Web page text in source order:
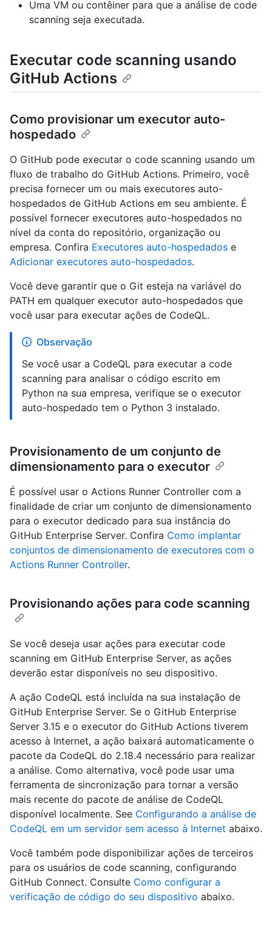
Uma VM ou contêiner para que a análise de code
scanning seja executada.
Executar code scanning usando
GitHub Actions
Como provisionar um executor auto-
hospedado
O GitHub pode executar o code scanning usando um
fluxo de trabalho do GitHub Actions. Primeiro, você
precisa fornecer um ou mais executores auto-
hospedados de GitHub Actions em seu ambiente. É
possível fornecer executores auto-hospedados no
nível da conta do repositório, organização ou
empresa. Confira Executores auto-hospedados e
Adicionar executores auto-hospedados.
Você deve garantir que o Git esteja na variável do
PATH em qualquer executor auto-hospedados que
você usar para executar ações de CodeQL.
Observação
Se você usar a CodeQL para executar a code
scanning para analisar o código escrito em
Python na sua empresa, verifique se o executor
auto-hospedado tem o Python 3 instalado.
Provisionamento de um conjunto de
dimensionamento para o executor
É possível usar o Actions Runner Controller com a
finalidade de criar um conjunto de dimensionamento
para o executor dedicado para sua instância do
GitHub Enterprise Server. Confira Como implantar
conjuntos de dimensionamento de executores com o
Actions Runner Controller.
Provisionando ações para code scanning
Se você deseja usar ações para executar code
scanning em GitHub Enterprise Server, as ações
deverão estar disponíveis no seu dispositivo.
A ação CodeQL está incluída na sua instalação de
GitHub Enterprise Server. Se o GitHub Enterprise
Server 3.15 e o executor do GitHub Actions tiverem
acesso à Internet, a ação baixará automaticamente o
pacote da CodeQL do 2.18.4 necessário para realizar
a análise. Como alternativa, você pode usar uma
ferramenta de sincronização para tornar a versão
mais recente do pacote de análise de CodeQL
disponível localmente. See Configurando a análise de
CodeQL em um servidor sem acesso à Internet abaixo.
Você também pode disponibilizar ações de terceiros
para os usuários de code scanning, configurando
GitHub Connect. Consulte Como configurar a
verificação de código do seu dispositivo abaixo.